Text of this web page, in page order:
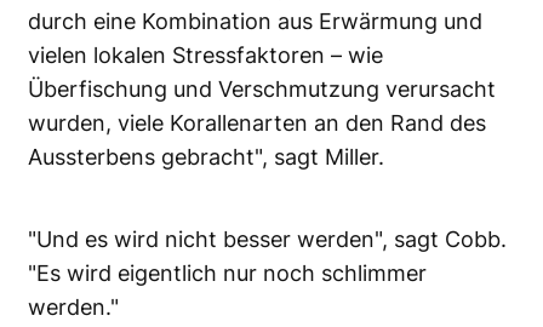
durch eine Kombination aus Erwärmung und
vielen lokalen Stressfaktoren – wie
Überfischung und Verschmutzung verursacht
wurden, viele Korallenarten an den Rand des
Aussterbens gebracht", sagt Miller.
"Und es wird nicht besser werden", sagt Cobb.
"Es wird eigentlich nur noch schlimmer
werden."